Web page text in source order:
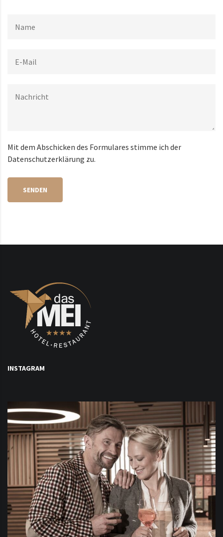
Mit dem Abschicken des Formulares stimme ich der
Datenschutzerklärung zu.
SENDEN
INSTAGRAM